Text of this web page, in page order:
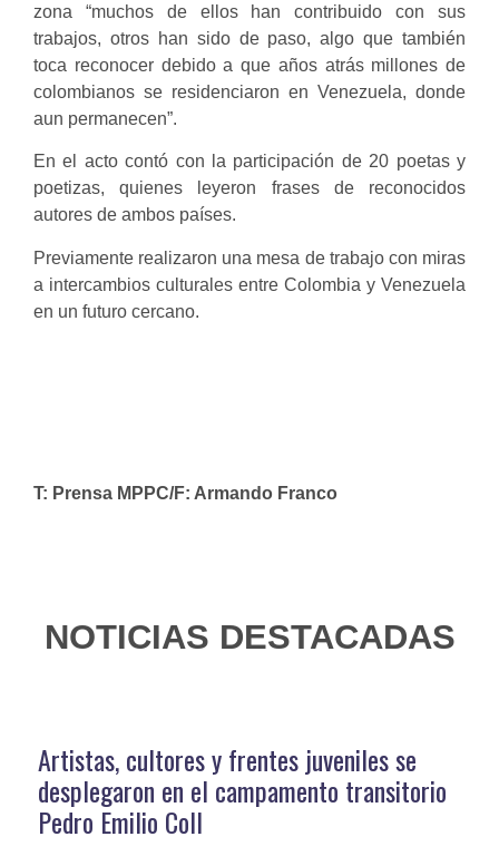
zona “muchos de ellos han contribuido con sus
trabajos, otros han sido de paso, algo que también
toca reconocer debido a que años atrás millones de
colombianos se residenciaron en Venezuela, donde
aun permanecen”.
En el acto contó con la participación de 20 poetas y
poetizas, quienes leyeron frases de reconocidos
autores de ambos países.
Previamente realizaron una mesa de trabajo con miras
a intercambios culturales entre Colombia y Venezuela
en un futuro cercano.
T: Prensa MPPC/F: Armando Franco
NOTICIAS DESTACADAS
Artistas, cultores y frentes juveniles se
desplegaron en el campamento transitorio
Pedro Emilio Coll